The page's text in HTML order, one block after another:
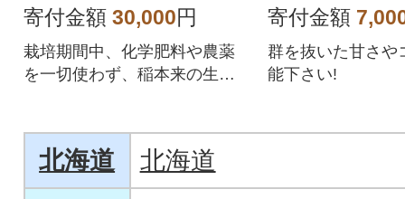
寄付金額 30,000円
栽培期間中、化学肥料や農薬
を一切使わず、稲本来の生命
寄付金額
群を抜いた甘さや
能下さい!
北海道 北海道